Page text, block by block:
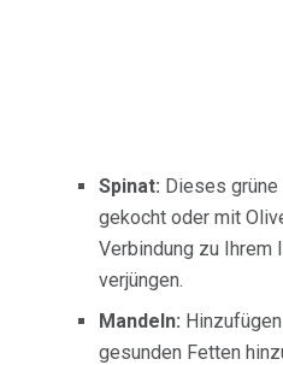
Spinat: Dieses
gekocht oder mit
Verbindung zu Ihrem
verjüngen.
Mandeln:
gesunden Fetten